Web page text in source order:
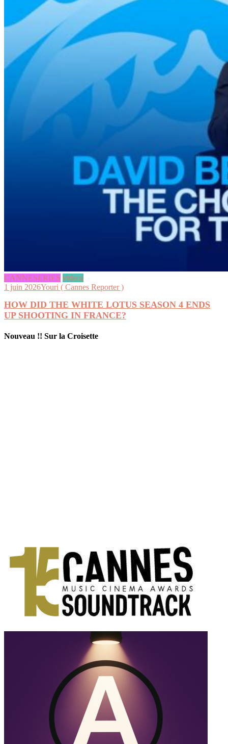
CANNESERIES videos
1 juin 2026Youri ( Cannes Reporter )
HOW DID THE WHITE LOTUS SEASON 4 ENDS
UP SHOOTING IN FRANCE?
Nouveau !! Sur la Croisette